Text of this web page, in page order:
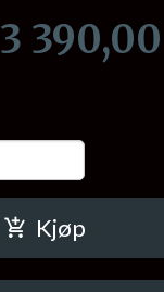
3 390,00
Kjøp